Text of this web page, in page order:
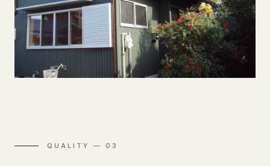
QUALITY — 03